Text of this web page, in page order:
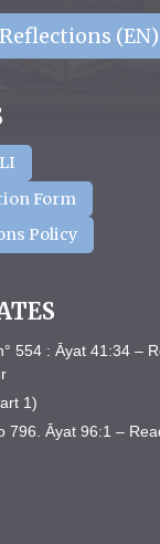
Form
Policy
554 : Āyat 41:34 –
1)
796. Āyat 96:1 –